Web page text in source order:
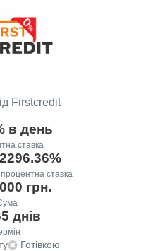
Firstcredit
в день
ставка
ставка
грн.
днів
Готівкою